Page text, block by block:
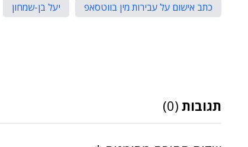
כתב אישום על עבירות מין בווטסאפ
יעל בן-שמחון
תגובות (0)